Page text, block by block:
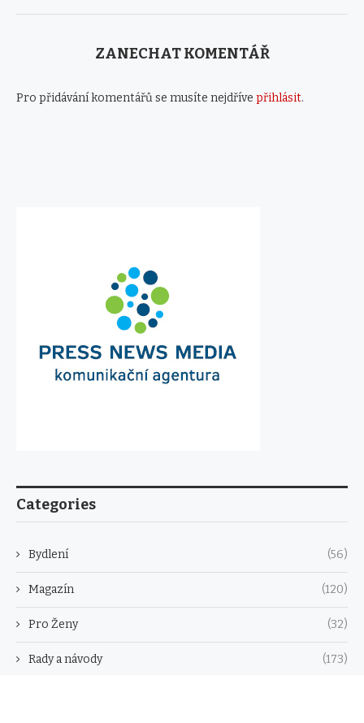
ZANECHAT KOMENTÁŘ
Pro přidávání komentářů se musíte nejdříve přihlásit.
Categories
Bydlení (56)
Magazín (120)
Pro Ženy (32)
Rady a návody (173)